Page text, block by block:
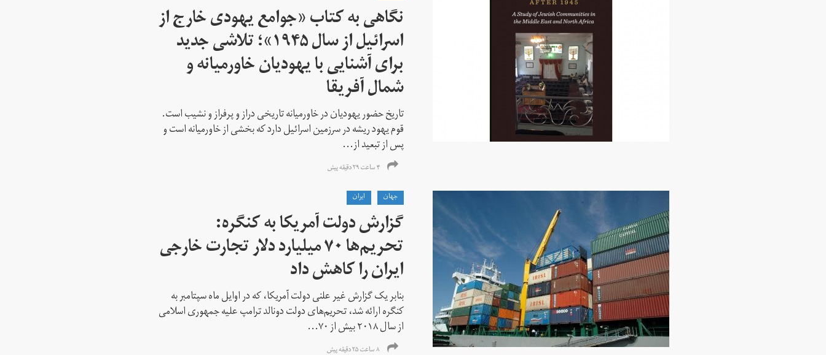
نگاهی به کتاب «جوامع یهودی خارج از
اسرائیل از سال ۱۹۴۵»؛ تلاشی جدید
برای آشنایی با یهودیان خاورمیانه و
شمال آفریقا
تاریخ حضور یهودیان در خاورمیانه تاریخی دراز و پرفراز و نشیب است.
قوم یهود ریشه در سرزمین اسرائیل دارد که بخشی از خاورمیانه است و
پس از تبعید از...
۴ ساعت ۲۹ دقیقه پیش
جهان
ايران
گزارش دولت آمریکا به کنگره:
تحریم‌ها ۷۰ میلیارد دلار تجارت خارجی
ایران را کاهش داد
بنابر یک گزارش غیر علنی دولت آمریکا، که در اوایل ماه سپتامبر به
کنگره ارائه شد، تحریم‌های دولت دونالد ترامپ علیه جمهوری اسلامی
از سال ۲۰۱۸ بیش از ۷۰...
۸ ساعت ۲۵ دقیقه پیش